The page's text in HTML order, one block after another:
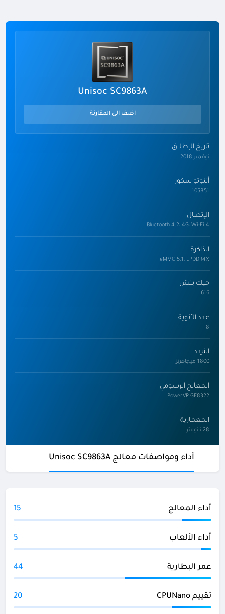
Unisoc SC9863A
اضف الى المقارنة
تاريخ الإطلاق
نوفمبر 2018
أنتوتو سكور
105851
الإتصال
Bluetooth 4.2، 4G، Wi-Fi 4
الذاكرة
eMMC 5.1, LPDDR4X
جيك بنش
616
عدد الأنوية
8
التردد
1800 ميجاهرتز
المعالج الرسومي
PowerVR GE8322
المعمارية
28 نانومتر
أداء ومواصفات معالج Unisoc SC9863A
أداء المعالج 15
أداء الألعاب 5
عمر البطارية 44
تقييم CPUNano 20